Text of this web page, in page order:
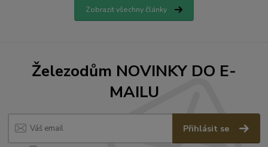
Zobrazit všechny články
Železodům NOVINKY DO E-
MAILU
Přihlásit se